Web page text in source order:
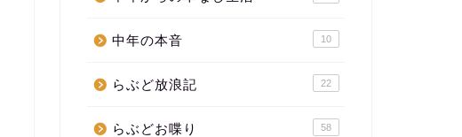
中年の本音 10
らぶど放浪記 22
らぶどお喋り 58